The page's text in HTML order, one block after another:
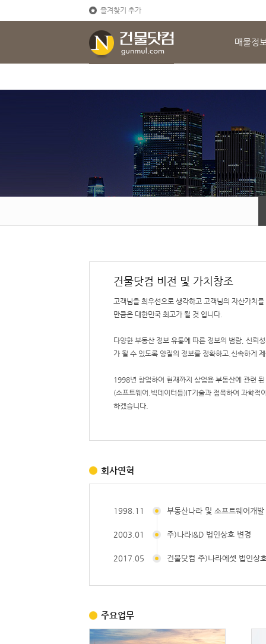
즐겨찾기 추가
매물정
건물닷컴 비전 및 가치창조
고객님을 최우선으로 생각하고 고객님의 자산가치
만큼은 대한민국 최고가 될 것 입니다.
다양한 부동산 정보 유통에 따른 정보의 범람, 신뢰
가 될 수 있도록 양질의 정보를 정확하고.신속하게
1998년 창업하여 현재까지 상업용 부동산에 관련
(소프트웨어.빅데이터등)IT기술과 접목하여 과학적
하겠습니다.
회사연혁
1998.11 부동산나라 및 소프트웨어개
2003.01 주)나라I&D 법인상호 변경
2017.05 건물닷컴 주)나라에셋 법인상
주요업무